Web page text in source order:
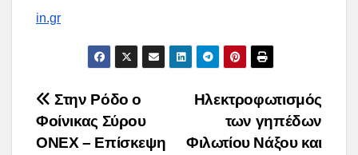
in.gr
Post
navigation
Ηλεκτροφωτισμός
των γηπέδων
Φιλωτίου Νάξου και
Στην Ρόδο ο
Φοίνικας Σύρου
ONEX – Επίσκεψη